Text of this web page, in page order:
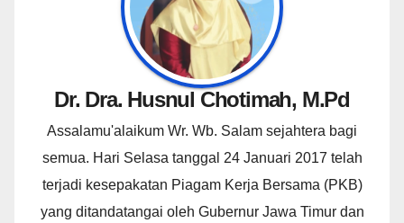
Dr. Dra. Husnul Chotimah, M.Pd
Assalamu'alaikum Wr. Wb. Salam sejahtera bagi
semua. Hari Selasa tanggal 24 Januari 2017 telah
terjadi kesepakatan Piagam Kerja Bersama (PKB)
yang ditandatangai oleh Gubernur Jawa Timur dan